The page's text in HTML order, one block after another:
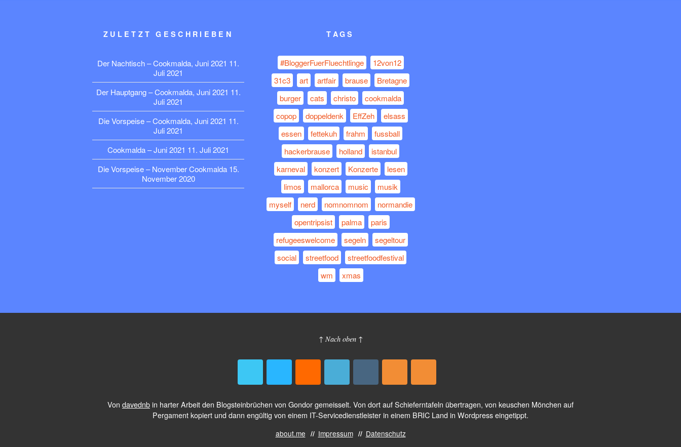
ZULETZT GESCHRIEBEN
Der Nachtisch – Cookmalda, Juni 2021 11.
Juli 2021
Der Hauptgang – Cookmalda, Juni 2021 11.
Juli 2021
Die Vorspeise – Cookmalda, Juni 2021 11.
Juli 2021
Cookmalda – Juni 2021 11. Juli 2021
Die Vorspeise – November Cookmalda 15.
November 2020
TAGS
#BloggerFuerFluechtlinge
12von12
31c3
art artfair brause
Bretagne
burger
cats christo
cookmalda
copop
doppeldenk EffZeh
elsass
essen
fettekuh frahm
fussball
hackerbrause
holland
istanbul
karneval
konzert Konzerte
lesen
limos
mallorca music
musik
myself
nerd nomnomnom
normandie
opentripsist
palma
paris
refugeeswelcome
segeln
segeltour
social
streetfood
streetfoodfestival
wm
xmas
↑ Nach oben ↑
Von davednbin harter Arbeit den Blogsteinbrüchen von Gondor gemeisselt. Von dort auf Schieferntafeln übertragen, von keuschen Mönchen auf
Pergament kopiert und dann engültig von einem IT-Servicedienstleister in einem BRIC Land in Wordpress eingetippt.
about.me Impressum Datenschutz